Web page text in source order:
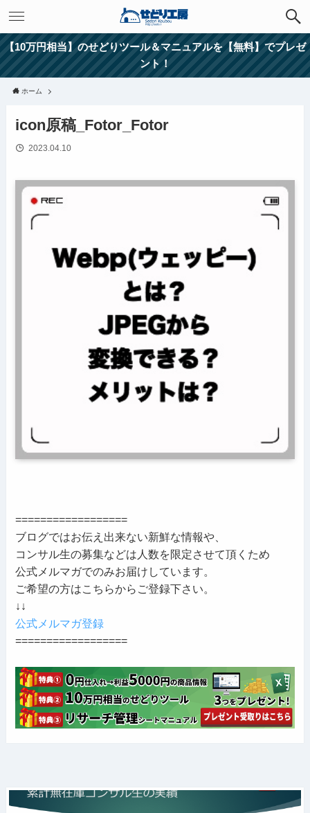
【10万円相当】のせどりツール＆マニュアルを【無料】でプレゼ
ント！
ホーム
icon原稿_Fotor_Fotor
2023.04.10
==================
ブログではお伝え出来ない新鮮な情報や、
コンサル生の募集などは人数を限定させて頂くため
公式メルマガでのみお届けしています。
ご希望の方はこちらからご登録下さい。
↓↓
公式メルマガ登録
==================